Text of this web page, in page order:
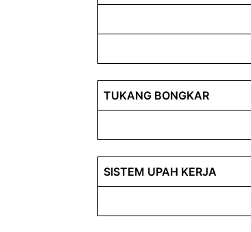
TUKANG BONGKAR
SISTEM UPAH KERJA